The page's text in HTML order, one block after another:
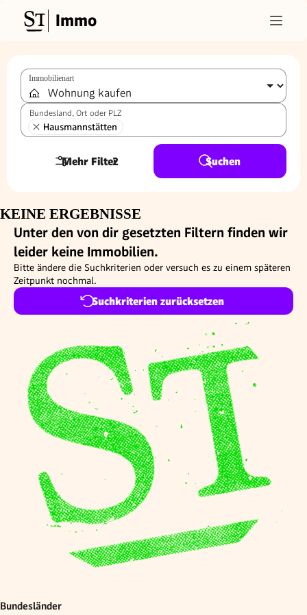
Immo
Immobilienart
Bundesland, Ort oder PLZ
Hausmannstätten
Mehr Filter
2 Suchen
KEINE ERGEBNISSE
Unter den von dir gesetzten Filtern finden wir
leider keine Immobilien.
Bitte ändere die Suchkriterien oder versuch es zu einem späteren
Zeitpunkt nochmal.
Suchkriterien zurücksetzen
Bundesländer